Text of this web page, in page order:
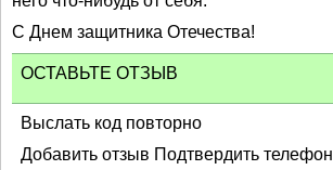
С Днем защитника Отечества!
ОСТАВЬТЕ ОТЗЫВ
Выслать код повторно
Добавить отзыв Подтвердить телефон